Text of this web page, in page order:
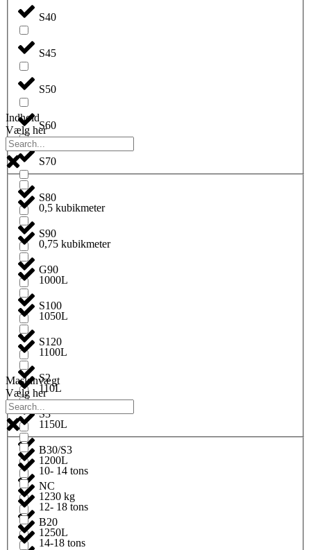
S40
S45
S50
S60
S70
S80
S90
G90
S100
S120
S2
S3
B30/S3
NC
B20
Indhold
Vælg her
0,5 kubikmeter
0,75 kubikmeter
1000L
1050L
1100L
110L
1150L
1200L
1230 kg
1250L
Maskinvægt
Vælg her
10- 14 tons
12- 18 tons
14-18 tons